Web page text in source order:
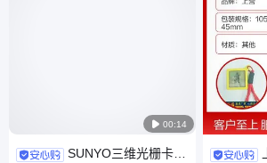
 00:14
SUNYO三维光栅卡片